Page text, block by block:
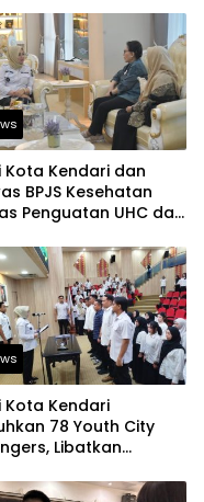
Infrastruktur
Kota Kendari dan
BPJS Kesehatan
Penguatan UHC dan
Kota Kendari
78 Youth City
Libatkan
Kota